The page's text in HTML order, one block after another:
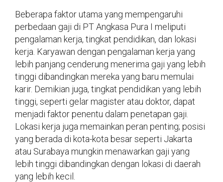
Beberapa faktor utama yang mempengaruhi
perbedaan gaji di PT Angkasa Pura I meliputi
pengalaman kerja, tingkat pendidikan, dan lokasi
kerja. Karyawan dengan pengalaman kerja yang
lebih panjang cenderung menerima gaji yang lebih
tinggi dibandingkan mereka yang baru memulai
karir. Demikian juga, tingkat pendidikan yang lebih
tinggi, seperti gelar magister atau doktor, dapat
menjadi faktor penentu dalam penetapan gaji.
Lokasi kerja juga memainkan peran penting; posisi
yang berada di kota-kota besar seperti Jakarta
atau Surabaya mungkin menawarkan gaji yang
lebih tinggi dibandingkan dengan lokasi di daerah
yang lebih kecil.